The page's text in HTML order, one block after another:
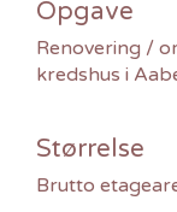
Opgave
Renovering /
kredshus i
Størrelse
Brutto